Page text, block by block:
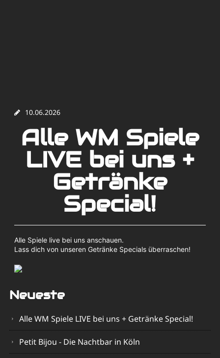
10.06.2026
Alle WM Spiele
LIVE bei uns +
Getränke
Special!
Alle Spiele live bei uns anschauen.
Lass dich von unseren Getränke Specials überraschen!
Neueste
Alle WM Spiele LIVE bei uns + Getränke Special!
Petit Bijou - Die Nachtbar in Köln